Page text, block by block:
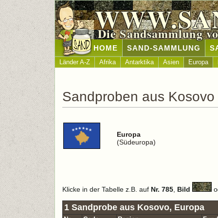
Die Sandsammlung
HOME SAND-SAMMLUNG
Länder A-Z Afrika Antarktika Asien Europa
Sandproben aus Kosovo
Europa
(Südeuropa)
Klicke in der Tabelle z.B. auf Nr. 785 Bild
1 Sandprobe aus Kosovo, Europa